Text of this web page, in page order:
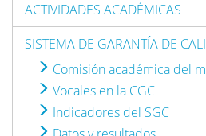
ACTIVIDADES ACADÉMICAS
SISTEMA DE GARANTÍA DE
Comisión académica del
Vocales en la CGC
Indicadores del SGC